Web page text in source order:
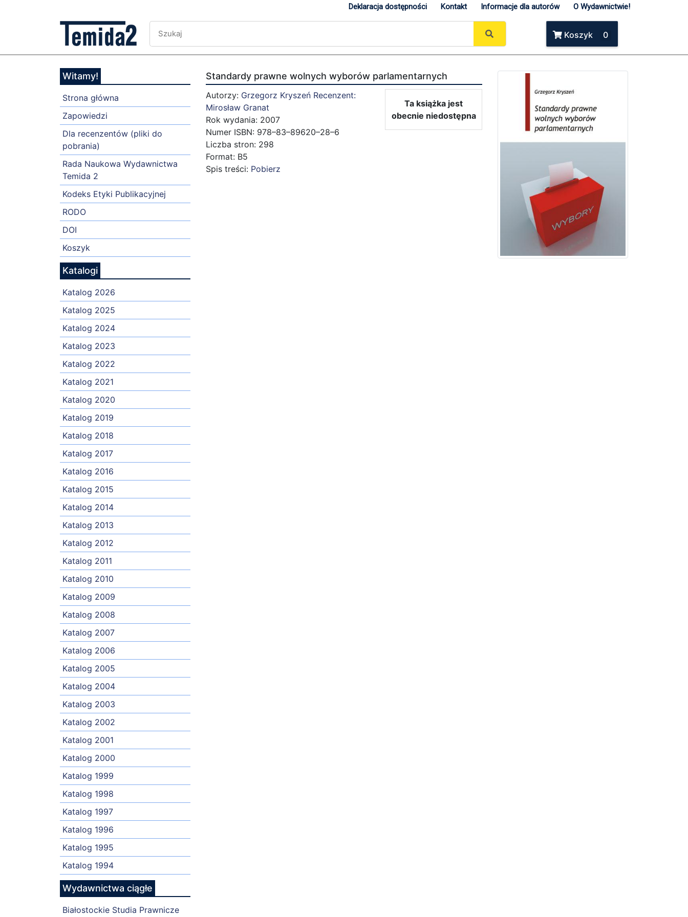
Deklaracja dostępności Kontakt Informacje dla autorów O Wydawnictwie!
Koszyk 0
Witamy!
Strona główna
Zapowiedzi
Dla recenzentów (pliki do
pobrania)
Rada Naukowa Wydawnictwa
Temida 2
Kodeks Etyki Publikacyjnej
RODO
DOI
Koszyk
Katalogi
Katalog 2026
Katalog 2025
Katalog 2024
Katalog 2023
Katalog 2022
Katalog 2021
Katalog 2020
Katalog 2019
Katalog 2018
Katalog 2017
Katalog 2016
Katalog 2015
Katalog 2014
Katalog 2013
Katalog 2012
Katalog 2011
Katalog 2010
Katalog 2009
Katalog 2008
Katalog 2007
Katalog 2006
Katalog 2005
Katalog 2004
Katalog 2003
Katalog 2002
Katalog 2001
Katalog 2000
Katalog 1999
Katalog 1998
Katalog 1997
Katalog 1996
Katalog 1995
Katalog 1994
Wydawnictwa ciągłe
Białostockie Studia Prawnicze
Standardy prawne wolnych wyborów parlamentarnych
Autorzy: Grzegorz Kryszeń Recenzent:
Mirosław Granat
Rok wydania: 2007
Numer ISBN: 978–83–89620–28–6
Liczba stron: 298
Format: B5
Spis treści: Pobierz
Ta książka jest
obecnie niedostępna